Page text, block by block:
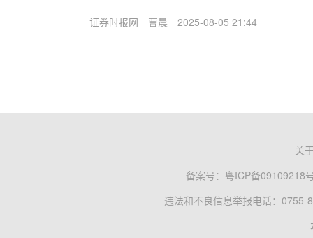
证券时报网 曹晨 2025-08-05 21:44
关
备案号： 粤ICP备09109218
违法和不良信息举报电话：0755-